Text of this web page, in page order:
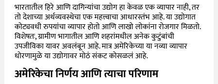
भारतातील हिरे आणि दागिन्यांचा उद्योग हा केवळ एक व्यापार नाही, तर
तो देशाच्या अर्थव्यवस्थेचा एक महत्त्वाचा आधारस्तंभ आहे. या उद्योगात
कोट्यवधी रुपयांचा व्यापार होतो आणि लाखो लोकांना रोजगार मिळतो.
विशेषतः, ग्रामीण भागातील आणि शहरांमधील अनेक कुटुंबांची
उपजीविका यावर अवलंबून आहे. मात्र अमेरिकेच्या या नव्या व्यापार
धोरणामुळे या उद्योगावर मोठं संकट कोसळलं आहे.
अमेरिकेचा निर्णय आणि त्याचा परिणाम